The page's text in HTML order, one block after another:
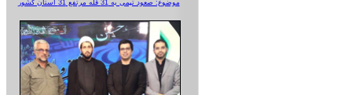
موضوع: صعود تیمی به 31 قله مرتفع 31 استان کشور